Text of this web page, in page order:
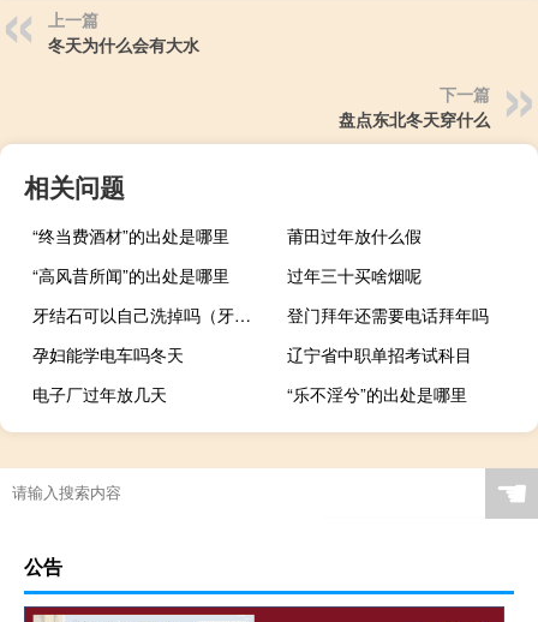
上一篇
冬天为什么会有大水
下一篇
盘点东北冬天穿什么
相关问题
“终当费酒材”的出处是哪里
莆田过年放什么假
“高风昔所闻”的出处是哪里
过年三十买啥烟呢
牙结石可以自己洗掉吗（牙结石可以自己抠掉吗）
登门拜年还需要电话拜年吗
孕妇能学电车吗冬天
辽宁省中职单招考试科目
电子厂过年放几天
“乐不淫兮”的出处是哪里
☚
公告